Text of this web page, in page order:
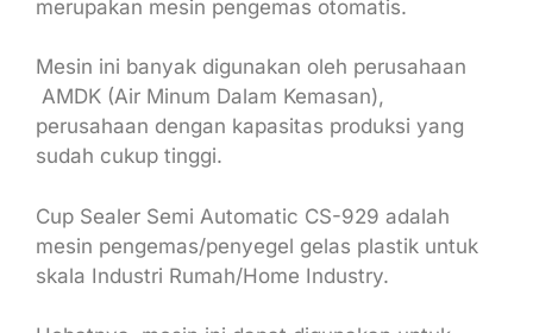
merupakan mesin pengemas otomatis.
Mesin ini banyak digunakan oleh perusahaan
AMDK (Air Minum Dalam Kemasan),
perusahaan dengan kapasitas produksi yang
sudah cukup tinggi.
Cup Sealer Semi Automatic CS-929 adalah
mesin pengemas/penyegel gelas plastik untuk
skala Industri Rumah/Home Industry.